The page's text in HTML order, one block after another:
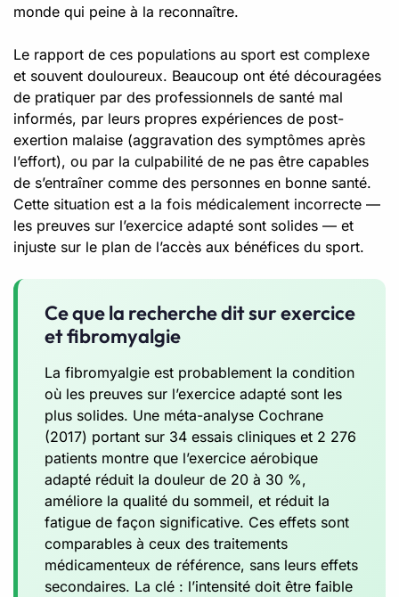
monde qui peine à la reconnaître.
Le rapport de ces populations au sport est complexe
et souvent douloureux. Beaucoup ont été découragées
de pratiquer par des professionnels de santé mal
informés, par leurs propres expériences de post-
exertion malaise (aggravation des symptômes après
l’effort), ou par la culpabilité de ne pas être capables
de s’entraîner comme des personnes en bonne santé.
Cette situation est a la fois médicalement incorrecte —
les preuves sur l’exercice adapté sont solides — et
injuste sur le plan de l’accès aux bénéfices du sport.
Ce que la recherche dit sur exercice
et fibromyalgie
La fibromyalgie est probablement la condition
où les preuves sur l’exercice adapté sont les
plus solides. Une méta-analyse Cochrane
(2017) portant sur 34 essais cliniques et 2 276
patients montre que l’exercice aérobique
adapté réduit la douleur de 20 à 30 %,
améliore la qualité du sommeil, et réduit la
fatigue de façon significative. Ces effets sont
comparables à ceux des traitements
médicamenteux de référence, sans leurs effets
secondaires. La clé : l’intensité doit être faible